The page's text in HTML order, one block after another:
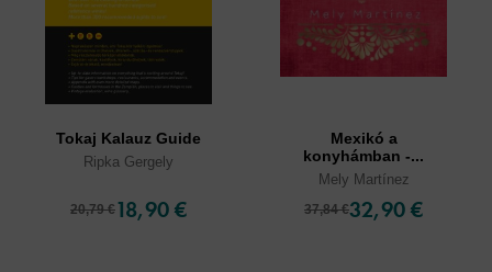
Tokaj Kalauz Guide
Ripka Gergely
20,79 €18,90 €
Mexikó a
konyhámban -...
Mely Martínez
37,84 €32,90 €